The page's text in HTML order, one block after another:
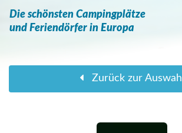
Die schönsten Campingplätze
und Feriendörfer in Europa
Zurück zur Auswahl